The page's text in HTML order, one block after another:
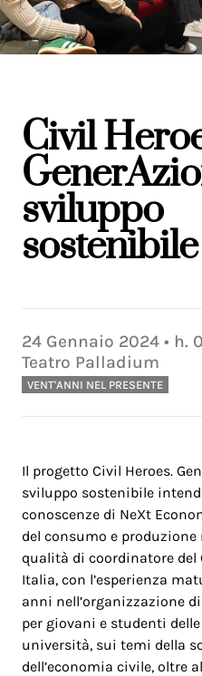
Civil
sviluppo
sostenibile
24 Gennaio 2024 • h.
Teatro Palladium
VENT'ANNI NEL PRESENTE
Il progetto Civil Heroes.
sviluppo sostenibile
conoscenze di NeXt
del consumo e produzione
qualità di coordinatore del
Italia, con l’esperienza
anni nell’organizzazione
per giovani e studenti delle
università, sui temi della
dell’economia civile, oltre